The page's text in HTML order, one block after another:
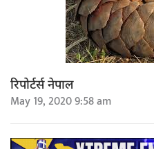
रिपोर्टर्स नेपाल
May 19, 2020 9:58 am